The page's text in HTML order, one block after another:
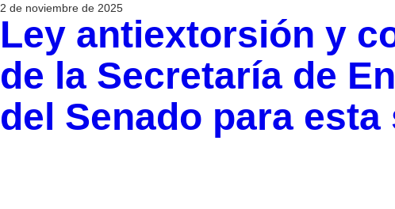
2 de noviembre de 2025
Ley antiextorsión y
de la Secretaría de
del Senado para esta